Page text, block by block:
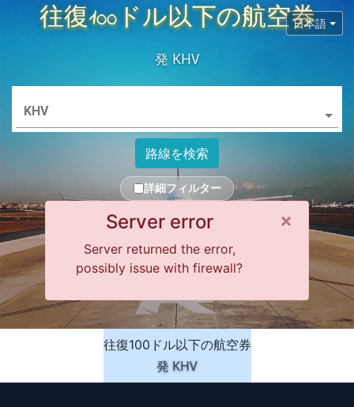
日本語
往復100ドル以下の航空券
発 KHV
KHV
路線を検索
詳細フィルター
×
Server error
Server returned the error,
possibly issue with firewall?
往復100ドル以下の航空券
発 KHV